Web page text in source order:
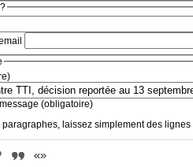
(obligatoire)
paragraphes, laissez simplement des lignes